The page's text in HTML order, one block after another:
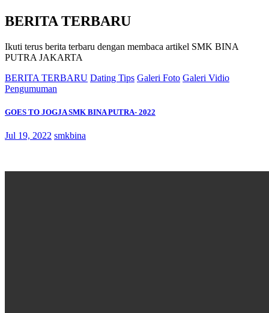
BERITA TERBARU
Ikuti terus berita terbaru dengan membaca artikel SMK BINA
PUTRA JAKARTA
BERITA TERBARU Dating Tips Galeri Foto Galeri Vidio
Pengumuman
GOES TO JOGJA SMK BINA PUTRA- 2022
Jul 19, 2022 smkbina